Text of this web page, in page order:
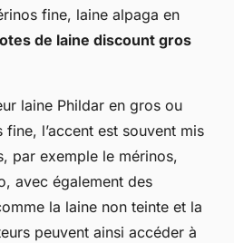
fine, laine alpaga en
de laine discount gros
laine Phildar en gros ou
l’accent est souvent mis
par exemple le mérinos,
avec également des
la laine non teinte et la
peuvent ainsi accéder à